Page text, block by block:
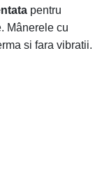
pentru
Mânerele cu
si fara vibratii.